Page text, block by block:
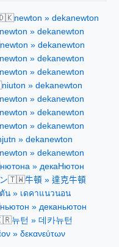
newton » dekanewton
newton » dekanewton
newton » dekanewton
newton » dekanewton
newton » dekanewton
niuton » dekanewton
newton » dekanewton
newton » dekanewton
newton » dekanewton
» dekanewton
newton » dekanewton
нютона » декаНютон
🇹🇼牛頓 » 達克牛頓
น » เดคาแนวนอน
ньютон » деканьютон
뉴턴 » 데카뉴턴
» δεκανεύτων